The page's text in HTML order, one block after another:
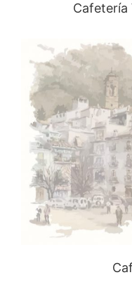
Cafetería